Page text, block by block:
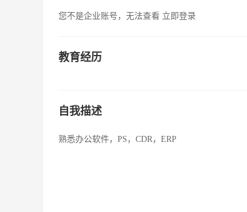
您不是企业账号，无法查看 立即登录
教育经历
自我描述
熟悉办公软件，PS，CDR，ERP